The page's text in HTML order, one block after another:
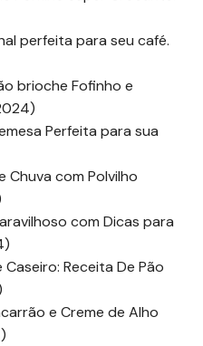
perfeita para seu café.
brioche Fofinho e
Perfeita para sua
Chuva com Polvilho
com Dicas para
Receita De Pão
e Creme de Alho